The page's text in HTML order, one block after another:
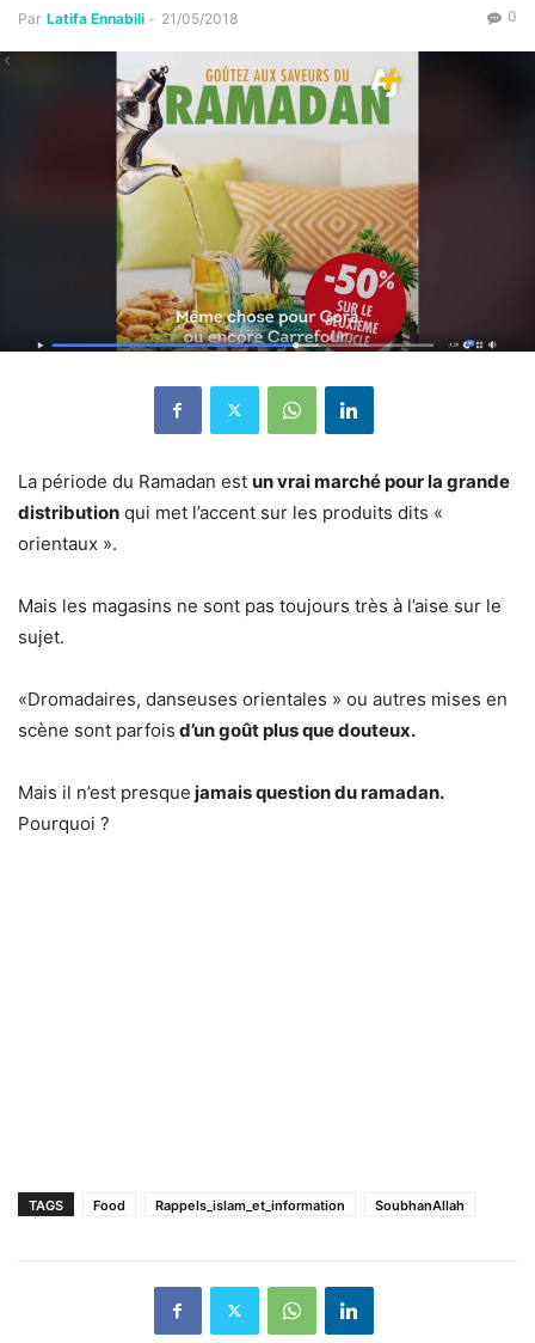
Par Latifa Ennabili - 21/05/2018 0
La période du Ramadan est un vrai marché pour la grande
distribution qui met l’accent sur les produits dits «
orientaux ».
Mais les magasins ne sont pas toujours très à l’aise sur le
sujet.
«Dromadaires, danseuses orientales » ou autres mises en
scène sont parfois d’un goût plus que douteux.
Mais il n’est presque jamais question du ramadan.
Pourquoi ?
TAGS Food Rappels_islam_et_information SoubhanAllah